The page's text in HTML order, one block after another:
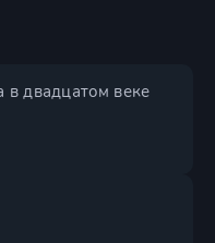
в двадцатом веке